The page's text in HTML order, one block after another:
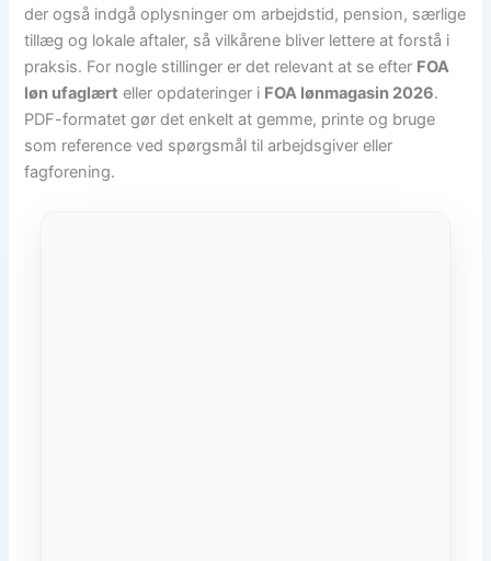
der også indgå oplysninger om arbejdstid, pension, særlige
tillæg og lokale aftaler, så vilkårene bliver lettere at forstå i
praksis. For nogle stillinger er det relevant at se efter FOA
løn ufaglært eller opdateringer i FOA lønmagasin 2026.
PDF-formatet gør det enkelt at gemme, printe og bruge
som reference ved spørgsmål til arbejdsgiver eller
fagforening.